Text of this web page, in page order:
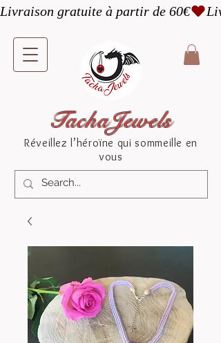
TachaJewels
Réveillez l’héroïne qui sommeille en
vous
Livraison gratuite à partir de 60€